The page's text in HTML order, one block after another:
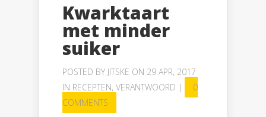
Kwarktaart
met minder
suiker
POSTED BY JITSKE ON 29 APR, 2017
IN RECEPTEN, VERANTWOORD |
0
COMMENTS